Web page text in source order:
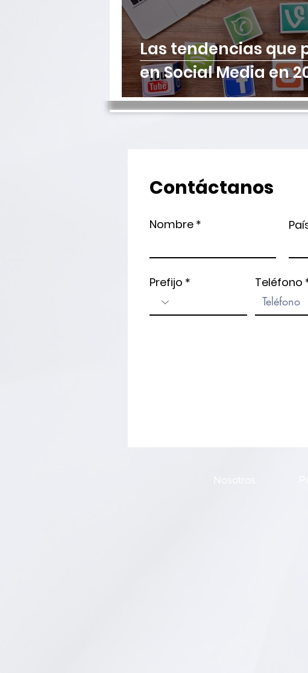
Las tendencias que
en Social Media en
Contáctanos
Nombre
Prefijo Teléfono